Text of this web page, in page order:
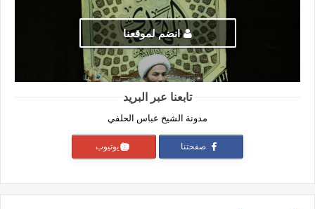
انضم لموقعنا
تابعنا عبر البريد
مدونة الشيخ عباس الحلفي
صفحتنا يوتيوب